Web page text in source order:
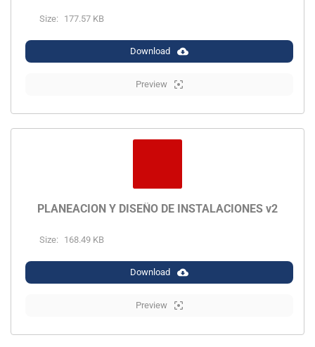
Size: 177.57 KB
Download
Preview
PLANEACION Y DISEÑO DE INSTALACIONES v2
Size: 168.49 KB
Download
Preview